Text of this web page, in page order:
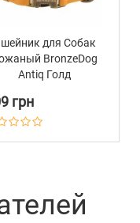
для Собак
BronzeDog
Antiq Голд
грн